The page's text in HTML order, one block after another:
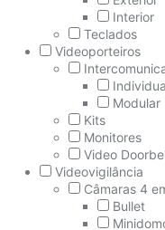
Interior
Teclados
Videoporteiros
Modular
Kits
Monitores
Video
Videovigilância
Câmaras 4
Bullet